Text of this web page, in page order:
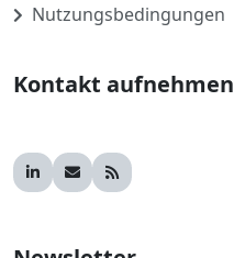
Nutzungsbedingungen
Kontakt aufnehmen